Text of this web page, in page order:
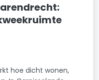
hoe dicht wonen,